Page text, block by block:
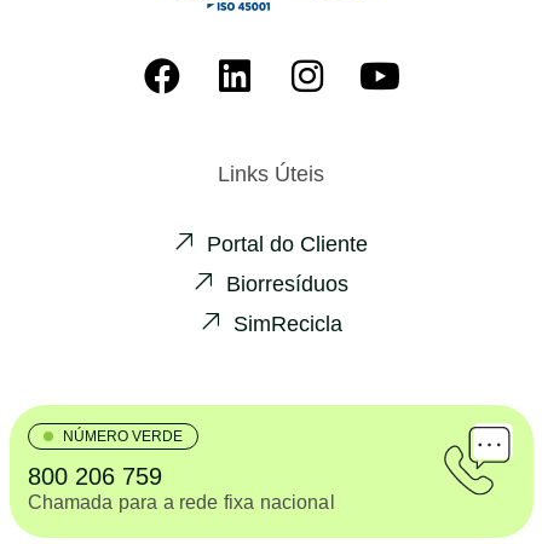
Links Úteis
Portal do Cliente
Biorresíduos
SimRecicla
NÚMERO VERDE
800 206 759
Chamada para a rede fixa nacional